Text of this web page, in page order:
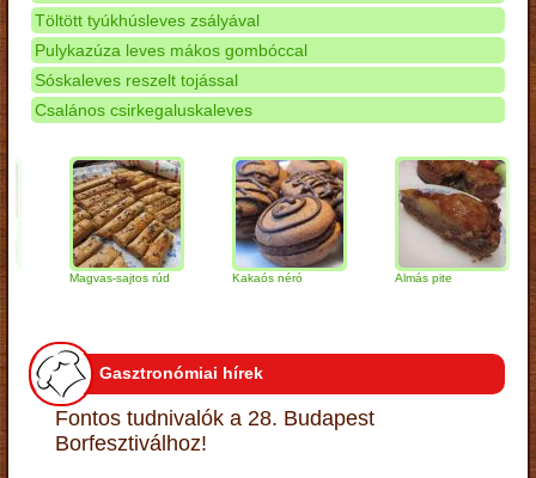
Töltött tyúkhúsleves zsályával
Pulykazúza leves mákos gombóccal
Sóskaleves reszelt tojással
Csalános csirkegaluskaleves
Magvas-sajtos rúd Kakaós néró Almás pite
Gasztronómiai hírek
Fontos tudnivalók a 28. Budapest
Borfesztiválhoz!